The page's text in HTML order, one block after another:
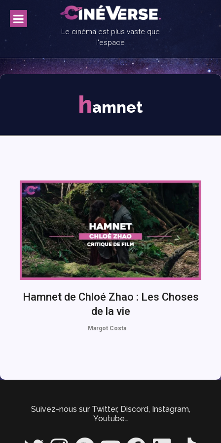
content
Le cinéma est plus vaste que
l'espace
hamnet
Hamnet de Chloé Zhao : Les Choses
de la vie
Margot Costa
Suivez-nous sur Twitter, Discord, Instagram,
Youtube…
Twitter InstagramSpotify YouTube FacebookLinkedIn TikTok